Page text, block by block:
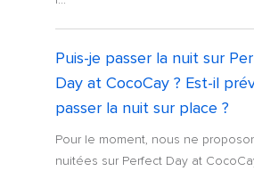
Puis-je passer la nuit sur
Day at CocoCay ? Est-il
passer la nuit sur place ?
Pour le moment, nous ne
nuitées sur Perfect Day at